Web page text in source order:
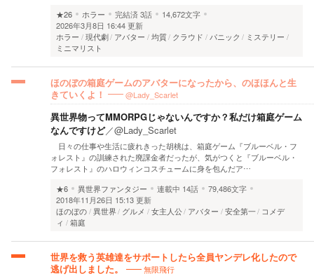
★26
ホラー 完結済3話
14,672文字
2026年3月8日 16:44 更新
ホラー
現代劇 アバター 均質 クラウド パニック
ミステリー
ミニマリスト
ほのぼの箱庭ゲームのアバターになったから、のほほんと生
きていくよ！
@Lady_Scarlet
異世界物ってMMORPGじゃないんですか？私だけ箱庭ゲーム
なんですけど／@Lady_Scarlet
日々の仕事や生活に疲れきった胡桃は、箱庭ゲーム『ブルーベル・フ
ォレスト』の訓練された廃課金者だったが、気がつくと『ブルーベル・
フォレスト』のハロウィンコスチュームに身を包んだア…
★6
異世界ファンタジー 連載中 14話
79,486文字
2018年11月26日 15:13 更新
ほのぼの 異世界 グルメ 女主人公 アバター 安全第一 コメデ
ィ
箱庭
世界を救う英雄達をサポートしたら全員ヤンデレ化したので
逃げ出しました。
無限飛行